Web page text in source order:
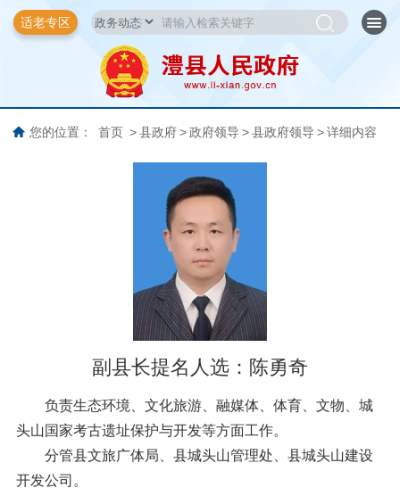
适老专区
您的位置： 首页 > 县政府 > 政府领导 > 县政府领导 > 详细内容
副县长提名人选： 陈勇奇
负责生态环境、文化旅游、融媒体、体育、文物、城
头山国家考古遗址保护与开发等方面工作。
分管县文旅广体局、县城头山管理处、县城头山建设
开发公司。